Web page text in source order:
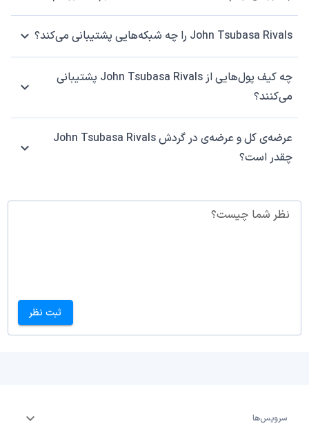
John Tsubasa Rivals را چه شبکه‌هایی پشتیبانی می‌کند؟
چه کیف پول‌هایی از John Tsubasa Rivals پشتیبانی
می‌کنند؟
عرضه‌ی کل و عرضه‌ی در گردش John Tsubasa Rivals
چقدر است؟
نظر شما چیست؟
ثبت نظر
سرویس‌ها